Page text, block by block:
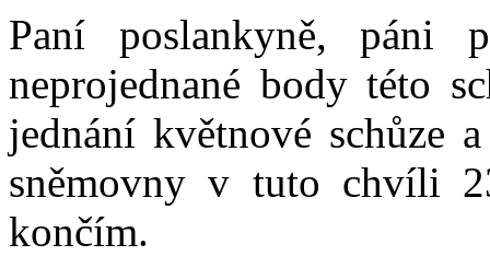
Paní poslankyně, páni
neprojednané body této
jednání květnové schůze
sněmovny v tuto chvíli
končím.